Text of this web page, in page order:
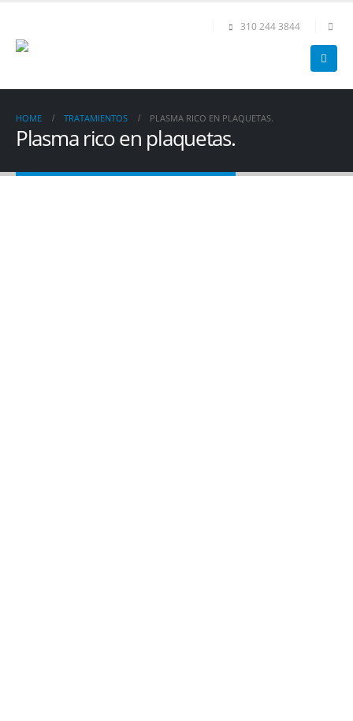
310 244 3844
HOME TRATAMIENTOS PLASMA RICO EN PLAQUETAS.
Plasma rico en plaquetas.